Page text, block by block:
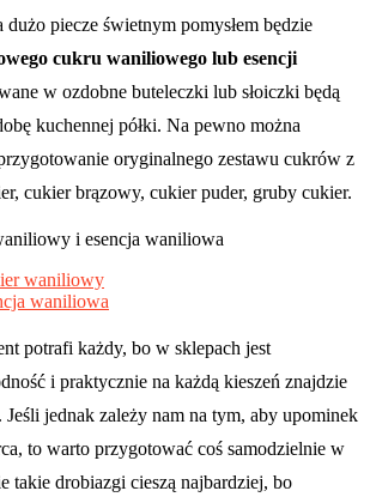
piecze świetnym pomysłem będzie
cukru waniliowego lub esencji
w ozdobne buteleczki lub słoiczki będą
kuchennej półki. Na pewno można
oryginalnego zestawu cukrów z
cukier brązowy, cukier puder, gruby cukier.
waniliowy
waniliowa
potrafi każdy, bo w sklepach jest
i praktycznie na każdą kieszeń znajdzie
Jeśli jednak zależy nam na tym, aby upominek
to warto przygotować coś samodzielnie w
takie drobiazgi cieszą najbardziej, bo